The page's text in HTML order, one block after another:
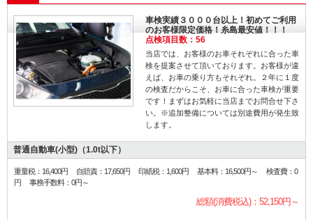
が、気になっているお客
様は是非ご相談くださ
い！
整備
修理
交換
します。
し不安定だった為ス
トルボデーの清掃を
ビスでさせて頂きま
光度もしっかり上が
アイドリングも調子
ってくれました。 車
修理に関するお問い
せありましたらネッ
たは電話にてご連絡
さい。 ネットに関し
社 有田コーポレー
ン 福岡県糸島市志摩
車検実績３０００台以上！初めてご利用
のお客様限定価格！糸島最安値！！！
点検項目数：56
当店では、お客様のお車それぞれに合った車
検を提案させて頂いております。お客様が違
えば、お車の乗り方もそれぞれ。２年に１度
の検査だからこそ、お車に合った車検が重要
です！まずはお気軽に当店までお問合せ下さ
い。※追加整備については別途費用が発生致
します。
普通自動車(小型)（1.0t以下）
重量税：16,400円 自賠責：17,650円 印紙税：1,600円 基本料：16,500円～ 検査費：0
円 事務手数料：0円～
総額(消費税込)：52,150円～